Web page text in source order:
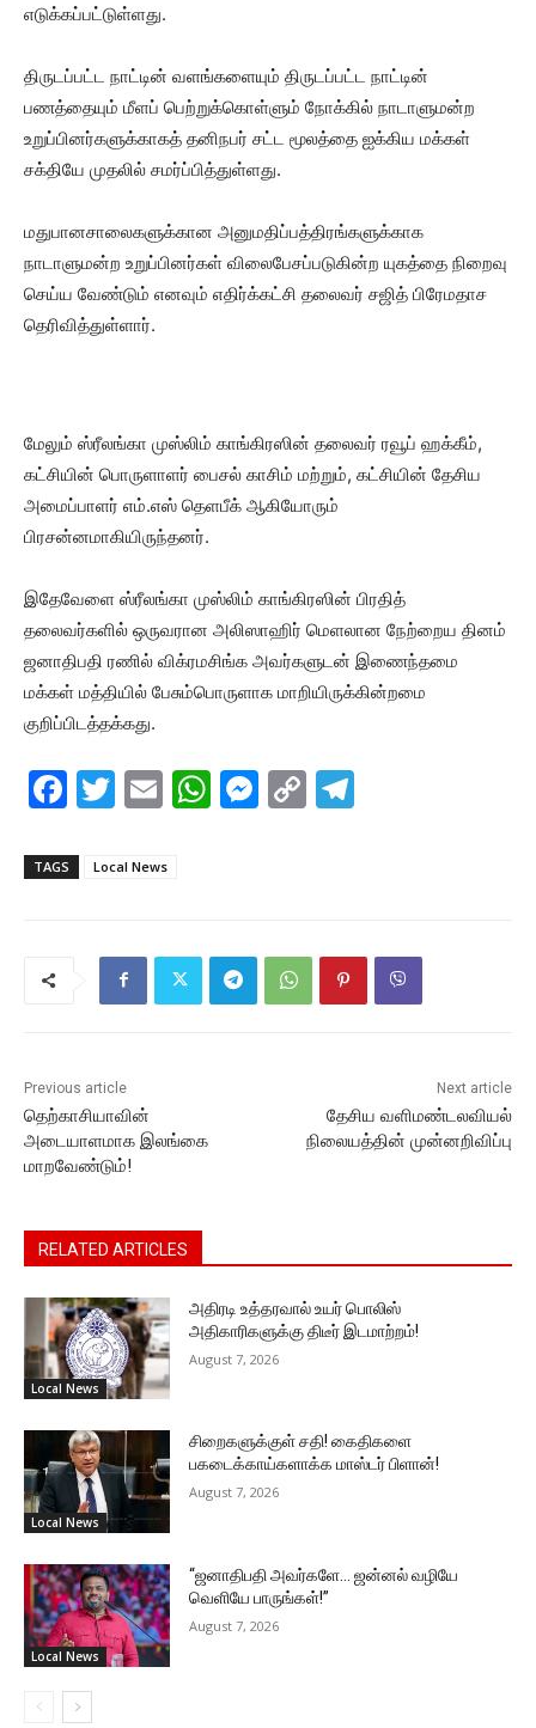
எடுக்கப்பட்டுள்ளது.
திருடப்பட்ட நாட்டின் வளங்களையும் திருடப்பட்ட நாட்டின்
பணத்தையும் மீளப் பெற்றுக்கொள்ளும் நோக்கில் நாடாளுமன்ற
உறுப்பினர்களுக்காகத் தனிநபர் சட்ட மூலத்தை ஐக்கிய மக்கள்
சக்தியே முதலில் சமர்ப்பித்துள்ளது.
மதுபானசாலைகளுக்கான அனுமதிப்பத்திரங்களுக்காக
நாடாளுமன்ற உறுப்பினர்கள் விலைபேசப்படுகின்ற யுகத்தை நிறைவு
செய்ய வேண்டும் எனவும் எதிர்க்கட்சி தலைவர் சஜித் பிரேமதாச
தெரிவித்துள்ளார்.
மேலும் ஸ்ரீலங்கா முஸ்லிம் காங்கிரஸின் தலைவர் ரவூப் ஹக்கீம்,
கட்சியின் பொருளாளர் பைசல் காசிம் மற்றும், கட்சியின் தேசிய
அமைப்பாளர் எம்.எஸ் தெளபீக் ஆகியோரும்
பிரசன்னமாகியிருந்தனர்.
இதேவேளை ஸ்ரீலங்கா முஸ்லிம் காங்கிரஸின் பிரதித்
தலைவர்களில் ஒருவரான அலிஸாஹிர் மெளலான நேற்றைய தினம்
ஜனாதிபதி ரணில் விக்ரமசிங்க அவர்களுடன் இணைந்தமை
மக்கள் மத்தியில் பேசும்பொருளாக மாறியிருக்கின்றமை
குறிப்பிடத்தக்கது.
F
c
T
itt
E
ai
W
p
p
M
n
g
C
k
TAGS Local News
Previous article
தெற்காசியாவின்
அடையாளமாக இலங்கை
மாறவேண்டும்!
Next article
தேசிய வளிமண்டலவியல்
நிலையத்தின் முன்னறிவிப்பு
RELATED ARTICLES
Local News
அதிரடி உத்தரவால் உயர் பொலிஸ்
அதிகாரிகளுக்கு திடீர் இடமாற்றம்!
August 7, 2026
Local News
சிறைகளுக்குள் சதி! கைதிகளை
பகடைக்காய்களாக்க மாஸ்டர் பிளான்!
August 7, 2026
Local News
“ஜனாதிபதி அவர்களே… ஜன்னல் வழியே
வெளியே பாருங்கள்!”
August 7, 2026